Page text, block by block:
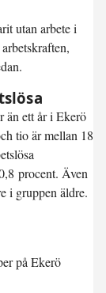
utan arbete i
än ett år i Ekerö
tio är mellan 18
procent. Även
i gruppen äldre.